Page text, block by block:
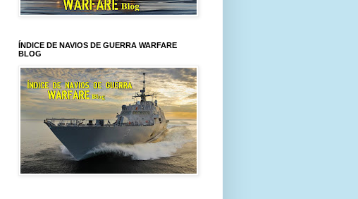
ÍNDICE DE NAVIOS DE GUERRA WARFARE
BLOG